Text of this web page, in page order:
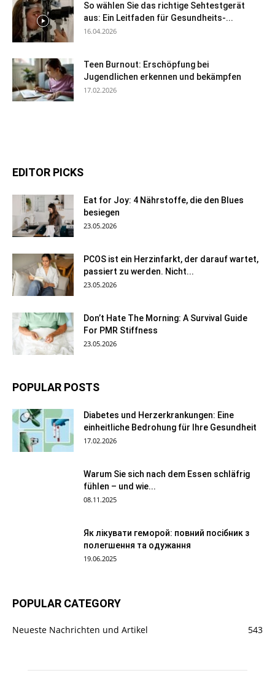
So wählen Sie das richtige Sehtestgerät
aus: Ein Leitfaden für Gesundheits-...
16.04.2026
Teen Burnout: Erschöpfung bei
Jugendlichen erkennen und bekämpfen
17.02.2026
EDITOR PICKS
Eat for Joy: 4 Nährstoffe, die den Blues
besiegen
23.05.2026
PCOS ist ein Herzinfarkt, der darauf wartet,
passiert zu werden. Nicht...
23.05.2026
Don’t Hate The Morning: A Survival Guide
For PMR Stiffness
23.05.2026
POPULAR POSTS
Diabetes und Herzerkrankungen: Eine
einheitliche Bedrohung für Ihre Gesundheit
17.02.2026
Warum Sie sich nach dem Essen schläfrig
fühlen – und wie...
08.11.2025
Як лікувати геморой: повний посібник з
полегшення та одужання
19.06.2025
POPULAR CATEGORY
Neueste Nachrichten und Artikel 543